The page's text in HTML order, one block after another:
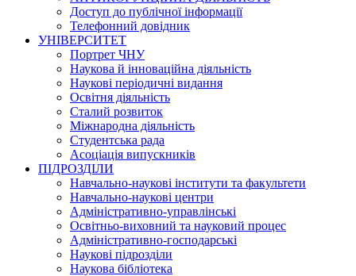
Доступ до публічної інформації
Телефонний довідник
УНІВЕРСИТЕТ
Портрет ЧНУ
Наукова й інноваційна діяльність
Наукові періодичні видання
Освітня діяльність
Сталий розвиток
Міжнародна діяльність
Студентська рада
Асоціація випускників
ПІДРОЗДІЛИ
Навчально-наукові інститути та факультети
Навчально-наукові центри
Адміністративно-управлінські
Освітньо-виховний та науковий процес
Адміністративно-господарські
Наукові підрозділи
Наукова бібліотека